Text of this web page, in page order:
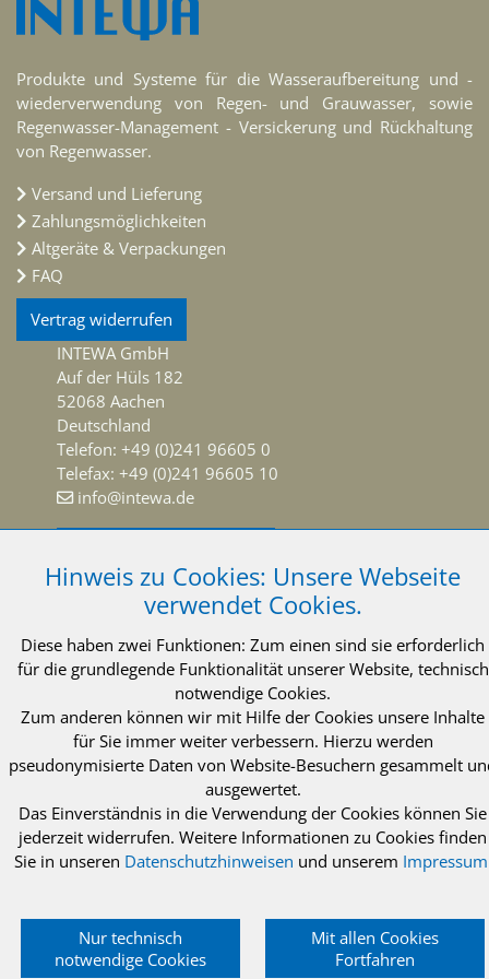
Produkte und Systeme für die Wasseraufbereitung und -
wiederverwendung von Regen- und Grauwasser, sowie
Regenwasser-Management - Versickerung und Rückhaltung
von Regenwasser.
Versand und Lieferung
Zahlungsmöglichkeiten
Altgeräte & Verpackungen
FAQ
Vertrag widerrufen
INTEWA GmbH
Auf der Hüls 182
52068 Aachen
Deutschland
Telefon: +49 (0)241 96605 0
Telefax: +49 (0)241 96605 10
info@intewa.de
© 2021 INTEWA GmbH Aachen
Impressum
Datenschutzerklärung
AGB
Hinweis zu Cookies: Unsere Webseite
verwendet Cookies.
Diese haben zwei Funktionen: Zum einen sind sie erforderlich
für die grundlegende Funktionalität unserer Website, technisch
notwendige Cookies.
Zum anderen können wir mit Hilfe der Cookies unsere Inhalte
für Sie immer weiter verbessern. Hierzu werden
pseudonymisierte Daten von Website-Besuchern gesammelt
ausgewertet.
Das Einverständnis in die Verwendung der Cookies können Sie
jederzeit widerrufen. Weitere Informationen zu Cookies finden
Sie in unseren Datenschutzhinweisen und unserem Impressum
Nur technisch
notwendige Cookies
Mit allen Cookies
Fortfahren